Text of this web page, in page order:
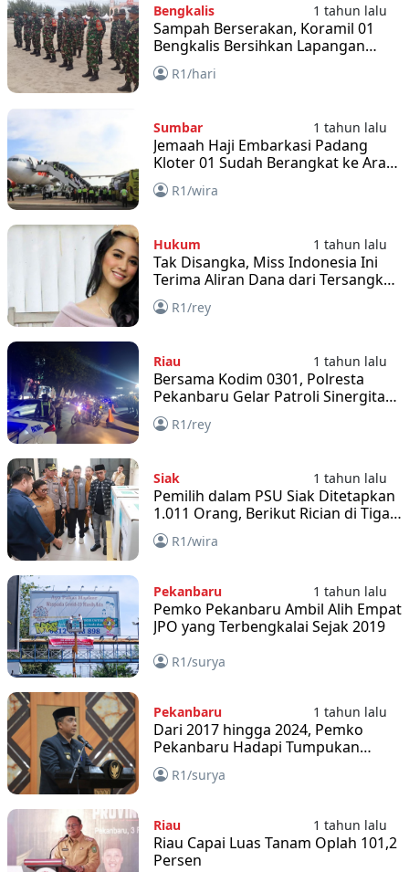
Bengkalis 1 tahun lalu
Sampah Berserakan, Koramil 01
Bengkalis Bersihkan Lapangan
Pasir
R1/hari
Sumbar 1 tahun lalu
Jemaah Haji Embarkasi Padang
Kloter 01 Sudah Berangkat ke Arab
Saudi
R1/wira
Hukum 1 tahun lalu
Tak Disangka, Miss Indonesia Ini
Terima Aliran Dana dari Tersangka
Korupsi PT Pertamina
R1/rey
Riau 1 tahun lalu
Bersama Kodim 0301, Polresta
Pekanbaru Gelar Patroli Sinergitas
TNI Polri
R1/rey
Siak 1 tahun lalu
Pemilih dalam PSU Siak Ditetapkan
1.011 Orang, Berikut Rician di Tiga
TPS
R1/wira
Pekanbaru 1 tahun lalu
Pemko Pekanbaru Ambil Alih Empat
JPO yang Terbengkalai Sejak 2019
R1/surya
Pekanbaru 1 tahun lalu
Dari 2017 hingga 2024, Pemko
Pekanbaru Hadapi Tumpukan
Tunda Bayar
R1/surya
Riau 1 tahun lalu
Riau Capai Luas Tanam Oplah 101,2
Persen